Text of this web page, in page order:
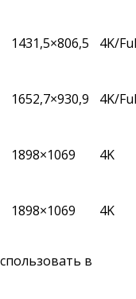
1431,5×806,5 4K/
1652,7×930,9 4K/
1898×1069 4K
1898×1069 4K
в